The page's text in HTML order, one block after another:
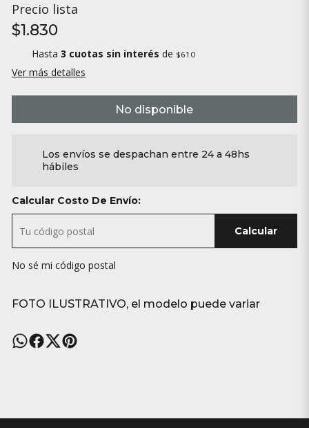
Precio lista
$1.830
Hasta 3 cuotas sin interés de $610
Ver más detalles
No disponible
Los envíos se despachan entre 24 a 48hs
hábiles
Calcular Costo De Envío:
Calcular
No sé mi código postal
FOTO ILUSTRATIVO, el modelo puede variar